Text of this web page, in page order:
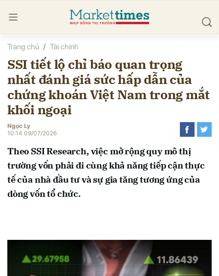
Trang chủ Tài chính
SSI tiết lộ chỉ báo quan trọng
nhất đánh giá sức hấp dẫn của
chứng khoán Việt Nam trong mắt
khối ngoại
Ngọc Ly
10:14 09/07/2026
Theo SSI Research, việc mở rộng quy mô thị
trường vốn phải đi cùng khả năng tiếp cận thực
tế của nhà đầu tư và sự gia tăng tương ứng của
dòng vốn tổ chức.
luận